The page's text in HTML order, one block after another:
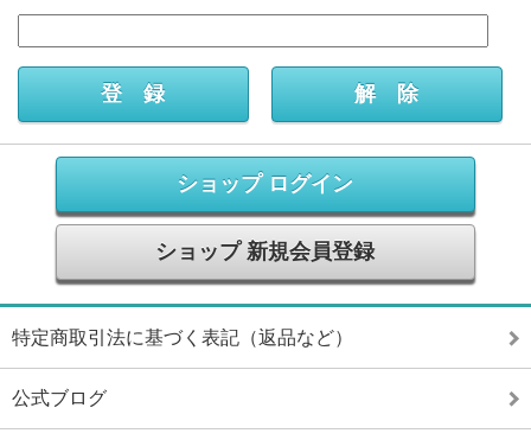
ショップ ログイン
ショップ 新規会員登録
特定商取引法に基づく表記（返品など）
公式ブログ